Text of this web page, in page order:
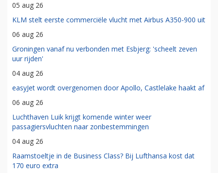
05 aug 26
KLM stelt eerste commerciële vlucht met Airbus A350-900 uit
06 aug 26
Groningen vanaf nu verbonden met Esbjerg: 'scheelt zeven
uur rijden'
04 aug 26
easyJet wordt overgenomen door Apollo, Castlelake haakt af
06 aug 26
Luchthaven Luik krijgt komende winter weer
passagiersvluchten naar zonbestemmingen
04 aug 26
Raamstoeltje in de Business Class? Bij Lufthansa kost dat
170 euro extra